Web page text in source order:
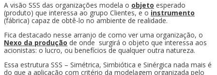
A visão SSS das organizações modela o objeto esperado
(produto) que interessa ao grupo Clientes, e o instrumento
(fábrica) capaz de obtê-lo no ambiente de realidade.
Fica destacado nesse arranjo de como ver uma organização, o
Nexo da produção de onde surgirá o objeto que interessa aos
acionistas: o lucro, ou benefícios de qualquer outra natureza.
Essa estrutura SSS – Simétrica, Simbiótica e Sinérgica nada mais é
do que a aplicação com critério da modelagem organizada pelo